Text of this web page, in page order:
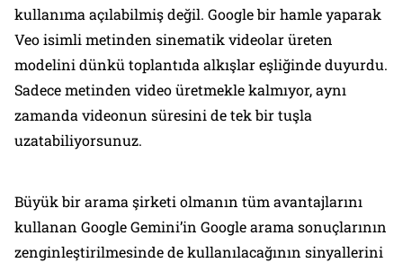
kullanıma açılabilmiş değil. Google bir hamle yaparak
Veo isimli metinden sinematik videolar üreten
modelini dünkü toplantıda alkışlar eşliğinde duyurdu.
Sadece metinden video üretmekle kalmıyor, aynı
zamanda videonun süresini de tek bir tuşla
uzatabiliyorsunuz.
Büyük bir arama şirketi olmanın tüm avantajlarını
kullanan Google Gemini’in Google arama sonuçlarının
zenginleştirilmesinde de kullanılacağının sinyallerini